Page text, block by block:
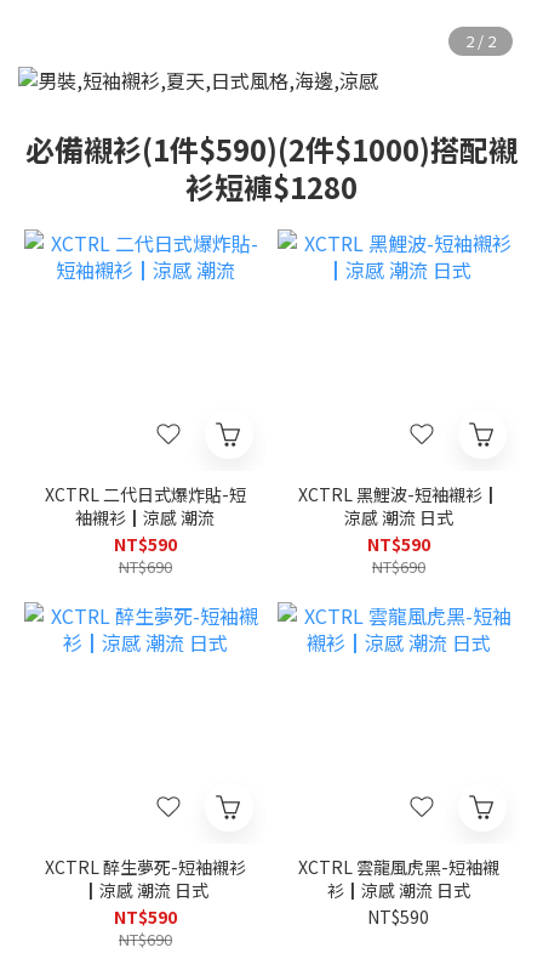
必備襯衫(1件$590)(2件$1000)搭配襯
衫短褲$1280
XCTRL 二代日式爆炸貼-短
袖襯衫┃涼感 潮流
NT$590
NT$690
XCTRL 黑鯉波-短袖襯衫┃
涼感 潮流 日式
NT$590
NT$690
XCTRL 醉生夢死-短袖襯衫
┃涼感 潮流 日式
NT$590
NT$690
XCTRL 雲龍風虎黑-短袖襯
衫┃涼感 潮流 日式
NT$590